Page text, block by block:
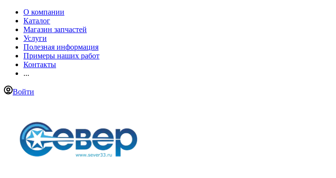
О компании
Каталог
Магазин запчастей
Услуги
Полезная информация
Примеры наших работ
Контакты
...
Войти